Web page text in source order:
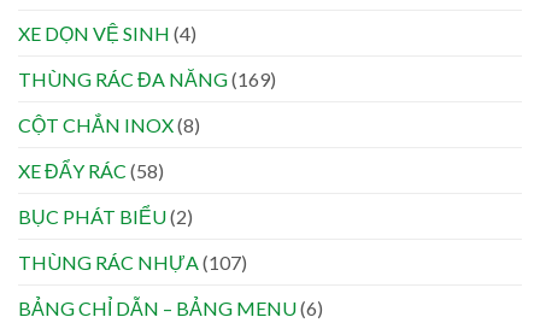
XE DỌN VỆ SINH (4)
THÙNG RÁC ĐA NĂNG(169)
CỘT CHẮN INOX(8)
XE ĐẨY RÁC (58)
BỤC PHÁT BIỂU(2)
THÙNG RÁC NHỰA (107)
BẢNG CHỈ DẪN – BẢNG MENU(6)